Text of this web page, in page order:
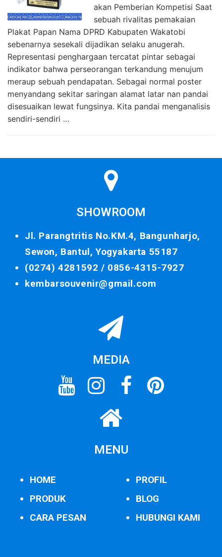
akan Pemberian Kompetisi Saat
sebuah rivalitas pemakaian
Plakat Papan Nama DPRD Kabupaten Wakatobi
sebenarnya sesekali dijadikan selaku anugerah.
Representasi penghargaan tercatat pintar sebagai
indikator bahwa perseorangan terkandung menujum
meraup sebuah pendapatan. Sebagai normal poster
menyandang sekitar saringan alamat latar nan pandai
disesuaikan lewat fungsinya. Kita pandai menganalisis
sendiri-sendiri …
SHOWROOM
Jl. Parangtritis No.KM.4, Bangunharjo,
Sewon, Bantul, Yogyakarta 55187
(0274) 4281592 / 0856-4315-7927
kembarsouvenir@gmail.com
MEDIA
MENU
HOME
PRODUK
CARA PESAN
PROFIL
BLOG
HUBUNGI KAMI